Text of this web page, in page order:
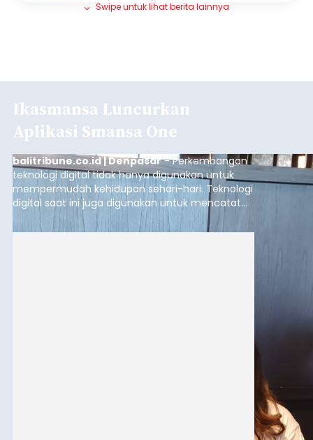
Swipe untuk lihat berita lainnya
Ikasmansa Luncurkan
Aplikasi Smansa One
balitribune.co.id | Denpasar- Perkembangan
teknologi digital tidak hanya digunakan untuk
mempermudah kehidupan sehari-hari. Teknologi
digital saat ini juga digunakan untuk mencatat
dan mengelola data base alumni dari suatu
sekolah, salah satunya adalah alumni SMA 1